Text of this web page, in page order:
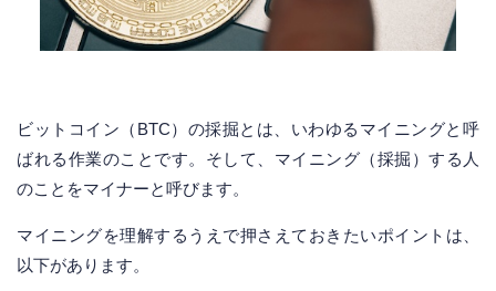
ビットコイン（BTC）の採掘とは、いわゆるマイニングと呼
ばれる作業のことです。そして、マイニング（採掘）する人
のことをマイナーと呼びます。
マイニングを理解するうえで押さえておきたいポイントは、
以下があります。